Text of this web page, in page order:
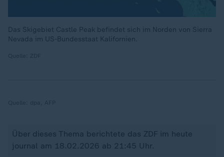
Das Skigebiet Castle Peak befindet sich im Norden von Sierra
Nevada im US-Bundesstaat Kalifornien.
Über dieses Thema berichtete das ZDF im heute
journal am 18.02.2026 ab 21:45 Uhr.